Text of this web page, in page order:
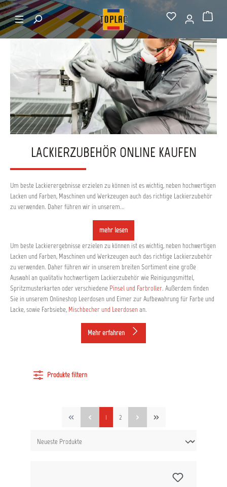
springenStartseite Verarbeitungszubehör
LACKIERZUBEHÖR ONLINE KAUFEN
Um beste Lackierergebnisse erzielen zu können ist es wichtig, neben hochwertigen
Lacken und Farben, Maschinen und Werkzeugen auch das richtige Lackierzubehör
zu verwenden. Daher führen wir in unserem...
mehr lesen
Um beste Lackierergebnisse erzielen zu können ist es wichtig, neben hochwertigen
Lacken und Farben, Maschinen und Werkzeugen auch das richtige Lackierzubehör
zu verwenden. Daher führen wir in unserem breiten Sortiment eine große
Auswahl an qualitativ hochwertigem Lackierzubehör wie Reinigungsmittel,
Spritzmusterkarten oder verschiedene Pinsel und Farbroller. Außerdem finden
Sie in unserem Onlineshop Leerdosen und Eimer zur Aufbewahrung für Farbe und
Lacke, sowie Farbsiebe, Mischbecher und Leerdosenan.
Mehr erfahren
Produkte filtern
1 2